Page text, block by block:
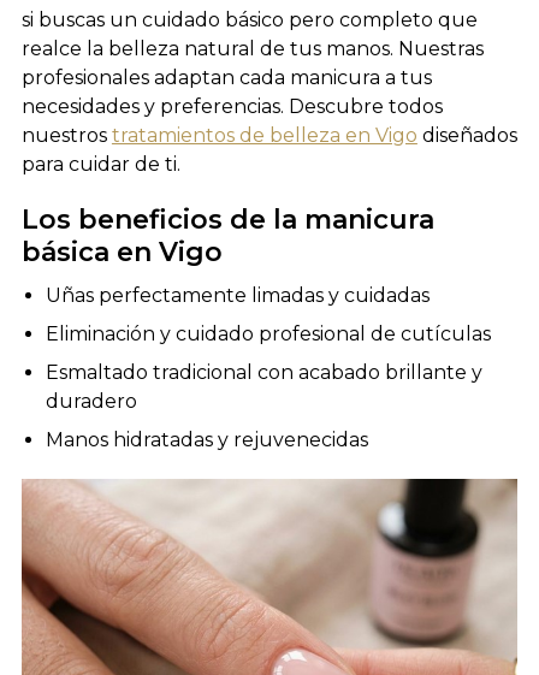
si buscas un cuidado básico pero completo que
realce la belleza natural de tus manos. Nuestras
profesionales adaptan cada manicura a tus
necesidades y preferencias. Descubre todos
nuestros tratamientos de belleza en Vigo diseñados
para cuidar de ti.
Los beneficios de la manicura
básica en Vigo
Uñas perfectamente limadas y cuidadas
Eliminación y cuidado profesional de cutículas
Esmaltado tradicional con acabado brillante y
duradero
Manos hidratadas y rejuvenecidas